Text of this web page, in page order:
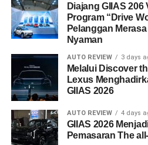
Diajang GIIAS
Program “Drive
Pelanggan
Nyaman
AUTO REVIEW 3 days
Melalui Discover
Lexus
GIIAS 2026
AUTO REVIEW 4 days
GIIAS 2026
Pemasaran The